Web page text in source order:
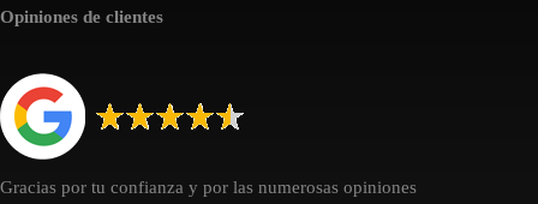
Opiniones de clientes
Gracias por tu confianza y por las numerosas opiniones